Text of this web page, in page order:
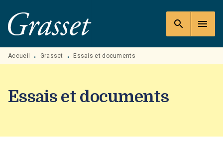
MENU RECHERCHE
PIED DE PAGE
search menu
Accueil • Grasset • Essais et documents
Essais et documents